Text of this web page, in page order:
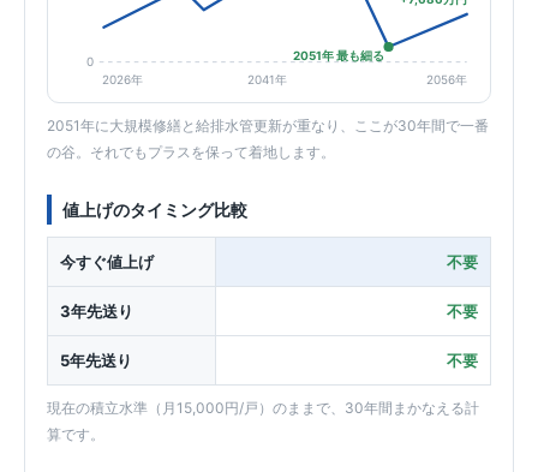
0 2051年 最も細る
2026年 2041年 2056年
2051年に大規模修繕と給排水管更新が重なり、ここが30年間で一番
の谷。それでもプラスを保って着地します。
値上げのタイミング比較
今すぐ値上げ 不要
3年先送り 不要
5年先送り 不要
現在の積立水準（月15,000円/戸）のままで、30年間まかなえる計
算です。